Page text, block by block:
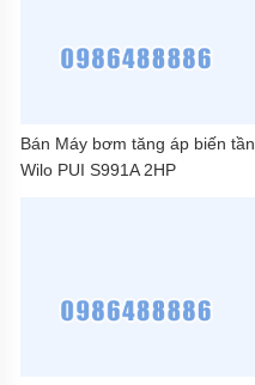
Bán Máy bơm tăng áp biến tần
Wilo PUI S991A 2HP